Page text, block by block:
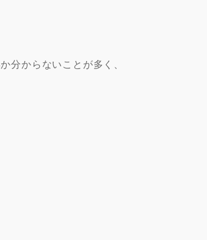
分からないことが多く、